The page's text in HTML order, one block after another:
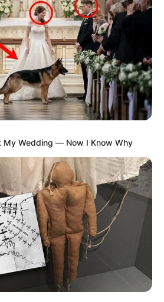
Con un alambre de púa
habrían estrangulado a un
menor de edad en Cáceres
NOTICIAS MEDELLÍN
Dos hombres murieron
casas en Medellín
FEMINICIDIO
A la cárcel hombre que
presuntamente estranguló
a su mujer en Manrique
My Wedding — Now I Know Why